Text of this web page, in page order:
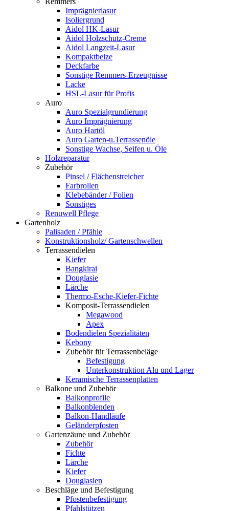
Imprägnierlasur
Isoliergrund
Aidol HK-Lasur
Aidol Holzschutz-Creme
Aidol Langzeit-Lasur
Kompaktbeize
Deckfarbe
Sonstige Remmers-Erzeugnisse
Lacke
HSL-Lasur für Profis
Auro
Auro Spezialgrundierung
Auro Imprägnierung
Auro Hartöl
Auro Garten-u.Terrassenöle
Sonstige Wachse, Seifen u. Öle
Holzreparatur
Zubehör
Pinsel / Flächenstreicher
Farbrollen
Klebebänder / Folien
Sonstiges
Renuwell Pflege
Gartenholz
Palisaden / Pfähle
Konstruktionsholz/ Gartenschwellen
Terrassendielen
Kiefer
Bangkirai
Douglasie
Lärche
Thermo-Esche-Kiefer-Fichte
Komposit-Terrassendielen
Megawood
Apex
Bodendielen Spezialitäten
Kebony
Zubehör für Terrassenbeläge
Befestigung
Unterkonstruktion Alu und Lager
Keramische Terrassenplatten
Balkone und Zubehör
Balkonprofile
Balkonblenden
Balkon-Handläufe
Geländerpfosten
Gartenzäune und Zubehör
Zubehör
Fichte
Lärche
Kiefer
Douglasien
Beschläge und Befestigung
Pfostenbefestigung
Pfahlstützen